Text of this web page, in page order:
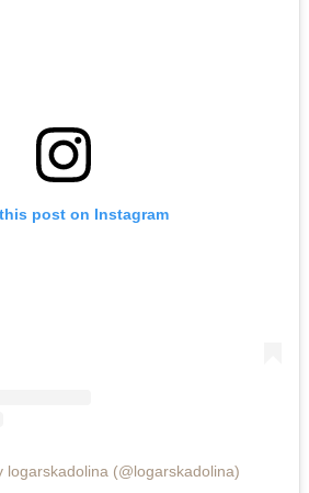
post on Instagram
logarskadolina (@logarskadolina)